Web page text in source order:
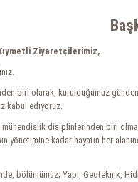
Ziyaretçilerimiz,
biri olarak, kurulduğumuz
kabul ediyoruz.
disiplinlerinden biri
yönetimine kadar hayatın her
bölümümüz; Yapı, Geoteknik,